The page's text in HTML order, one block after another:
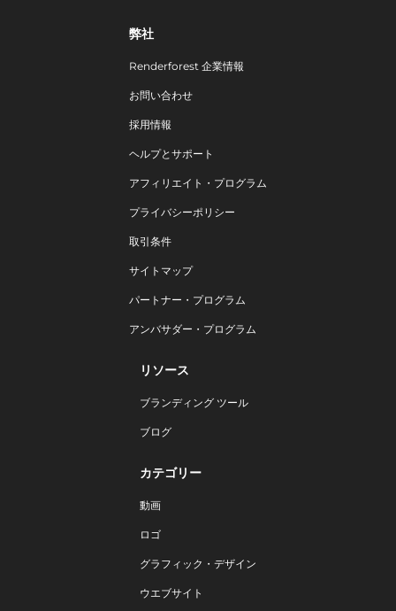
弊社
Renderforest 企業情報
お問い合わせ
採用情報
ヘルプとサポート
アフィリエイト・プログラム
プライバシーポリシー
取引条件
サイトマップ
パートナー・プログラム
アンバサダー・プログラム
リソース
ブランディング ツール
ブログ
カテゴリー
動画
ロゴ
グラフィック・デザイン
ウエブサイト